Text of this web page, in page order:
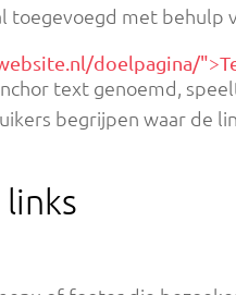
toegevoegd met behulp
doelpagina/
text genoemd,
begrijpen waar de